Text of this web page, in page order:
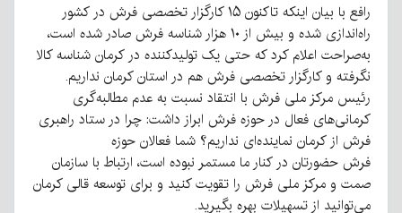
رافع با بیان اینکه تاکنون ۱۵ کارگزار تخصصی فرش در کشور
راه‌اندازی شده و بیش از ۱۰ هزار شناسه فرش صادر شده است،
به‌صراحت اعلام کرد که حتی یک تولیدکننده در کرمان شناسه کالا
نگرفته و کارگزار تخصصی فرش هم در استان کرمان نداریم.
رئیس مرکز ملی فرش با انتقاد نسبت به عدم مطالبه‌گری
کرمانی‌های فعال در حوزه فرش ابراز داشت: چرا در ستاد راهبری
فرش از کرمان نماینده‌ای نداریم؟ شما فعالان حوزه
فرش حضورتان در کنار ما مستمر نبوده است، ارتباط با سازمان
صمت و مرکز ملی فرش را تقویت کنید و برای توسعه قالی کرمان
می‌توانید از تسهیلات بهره بگیرید.